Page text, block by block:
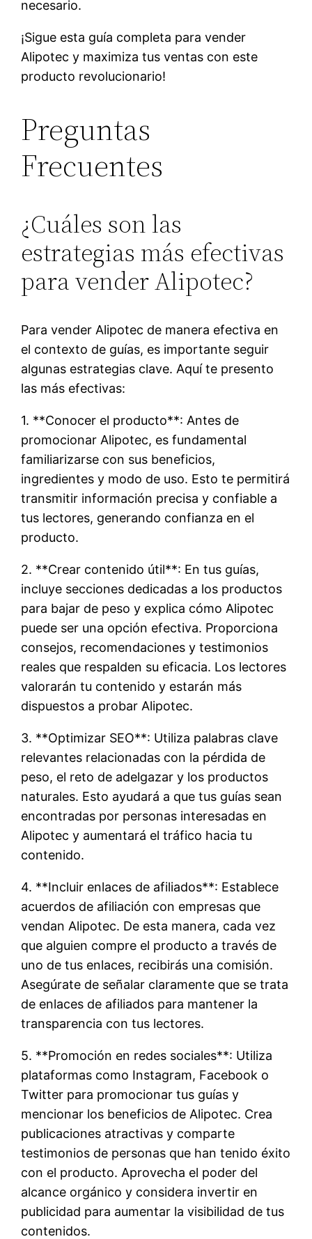
necesario.
¡Sigue esta guía completa para vender
Alipotec y maximiza tus ventas con este
producto revolucionario!
Preguntas
Frecuentes
¿Cuáles son las
estrategias más efectivas
para vender Alipotec?
Para vender Alipotec de manera efectiva en
el contexto de guías, es importante seguir
algunas estrategias clave. Aquí te presento
las más efectivas:
1. **Conocer el producto**: Antes de
promocionar Alipotec, es fundamental
familiarizarse con sus beneficios,
ingredientes y modo de uso. Esto te permitirá
transmitir información precisa y confiable a
tus lectores, generando confianza en el
producto.
2. **Crear contenido útil**: En tus guías,
incluye secciones dedicadas a los productos
para bajar de peso y explica cómo Alipotec
puede ser una opción efectiva. Proporciona
consejos, recomendaciones y testimonios
reales que respalden su eficacia. Los lectores
valorarán tu contenido y estarán más
dispuestos a probar Alipotec.
3. **Optimizar SEO**: Utiliza palabras clave
relevantes relacionadas con la pérdida de
peso, el reto de adelgazar y los productos
naturales. Esto ayudará a que tus guías sean
encontradas por personas interesadas en
Alipotec y aumentará el tráfico hacia tu
contenido.
4. **Incluir enlaces de afiliados**: Establece
acuerdos de afiliación con empresas que
vendan Alipotec. De esta manera, cada vez
que alguien compre el producto a través de
uno de tus enlaces, recibirás una comisión.
Asegúrate de señalar claramente que se trata
de enlaces de afiliados para mantener la
transparencia con tus lectores.
5. **Promoción en redes sociales**: Utiliza
plataformas como Instagram, Facebook o
Twitter para promocionar tus guías y
mencionar los beneficios de Alipotec. Crea
publicaciones atractivas y comparte
testimonios de personas que han tenido éxito
con el producto. Aprovecha el poder del
alcance orgánico y considera invertir en
publicidad para aumentar la visibilidad de tus
contenidos.